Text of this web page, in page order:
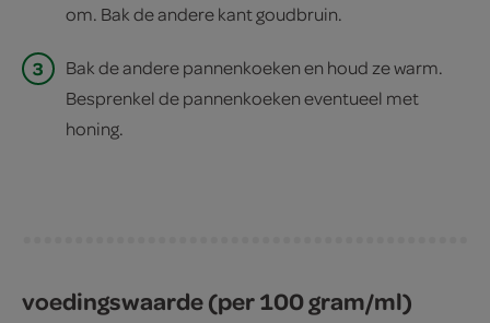
om. Bak de andere kant goudbruin.
3
Bak de andere pannenkoeken en houd ze warm.
Besprenkel de pannenkoeken eventueel met
honing.
voedingswaarde (per 100 gram/ml)